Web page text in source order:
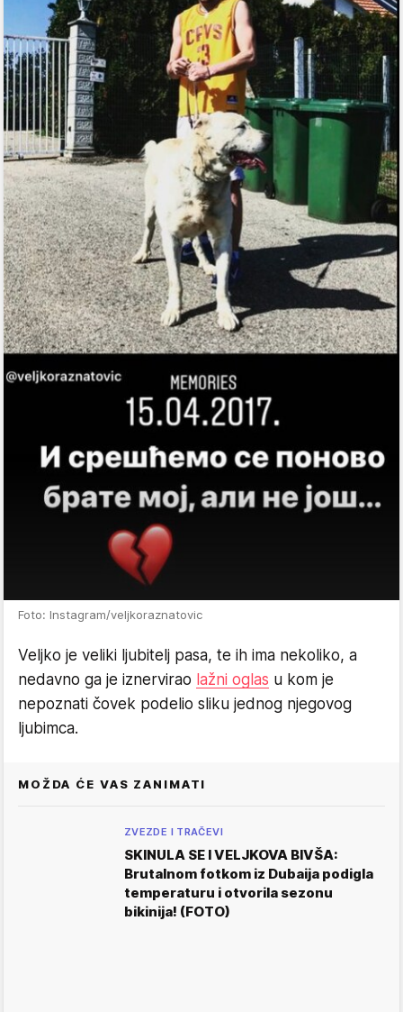
Foto: Instagram/veljkoraznatovic
Veljko je veliki ljubitelj pasa, te ih ima nekoliko, a
nedavno ga je iznervirao lažni oglas u kom je
nepoznati čovek podelio sliku jednog njegovog
ljubimca.
MOŽDA ĆE VAS ZANIMATI
ZVEZDE I TRAČEVI
SKINULA SE I VELJKOVA BIVŠA:
Brutalnom fotkom iz Dubaija podigla
temperaturu i otvorila sezonu
bikinija! (FOTO)